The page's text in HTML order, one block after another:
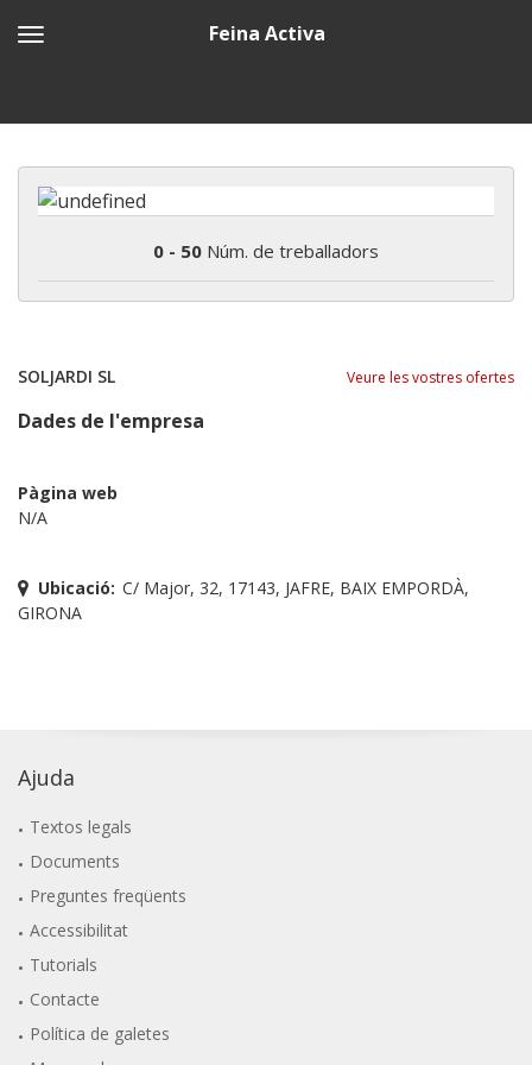
Feina Activa
0 - 50 Núm. de treballadors
SOLJARDI SL Veure les vostres ofertes
Dades de l'empresa
Pàgina web
N/A
Ubicació: C/ Major, 32, 17143, JAFRE, BAIX EMPORDÀ,
GIRONA
Ajuda
Textos legals
Documents
Preguntes freqüents
Accessibilitat
Tutorials
Contacte
Política de galetes